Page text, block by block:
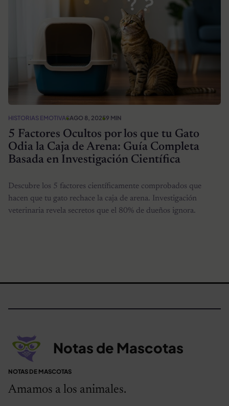
HISTORIAS EMOTIVASAGO 8, 20259 MIN
5 Factores Ocultos por los que tu Gato
Odia la Caja de Arena: Guía Completa
Basada en Investigación Científica
Descubre los 5 factores científicamente comprobados que
hacen que tu gato rechace la caja de arena. Investigación
veterinaria revela secretos que el 80% de dueños ignora.
Notas de Mascotas
NOTAS DE MASCOTAS
Amamos a los animales.